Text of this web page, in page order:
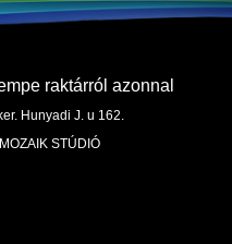
raktárról azonnal
Hunyadi J. u 162.
STÚDIÓ